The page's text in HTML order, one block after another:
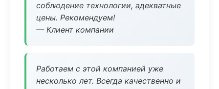
соблюдение технологии, адекватные
цены. Рекомендуем!
— Клиент компании
Работаем с этой компанией уже
несколько лет. Всегда качественно и